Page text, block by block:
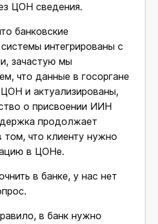
ЦОН сведения.
банковские
интегрированы с
зачастую мы
что данные в госоргане
и актуализированы,
о присвоении ИИН
продолжает
том, что клиенту нужно
в ЦОНе.
в банке, у нас нет
в банк нужно